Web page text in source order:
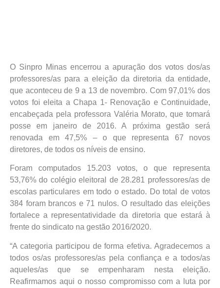
O Sinpro Minas encerrou a apuração dos votos dos/as
professores/as para a eleição da diretoria da entidade,
que aconteceu de 9 a 13 de novembro. Com 97,01% dos
votos foi eleita a Chapa 1- Renovação e Continuidade,
encabeçada pela professora Valéria Morato, que tomará
posse em janeiro de 2016. A próxima gestão será
renovada em 47,5% – o que representa 67 novos
diretores, de todos os níveis de ensino.
Foram computados 15.203 votos, o que representa
53,76% do colégio eleitoral de 28.281 professores/as de
escolas particulares em todo o estado. Do total de votos
384 foram brancos e 71 nulos. O resultado das eleições
fortalece a representatividade da diretoria que estará à
frente do sindicato na gestão 2016/2020.
“A categoria participou de forma efetiva. Agradecemos a
todos os/as professores/as pela confiança e a todos/as
aqueles/as que se empenharam nesta eleição.
Reafirmamos aqui o nosso compromisso com a luta por